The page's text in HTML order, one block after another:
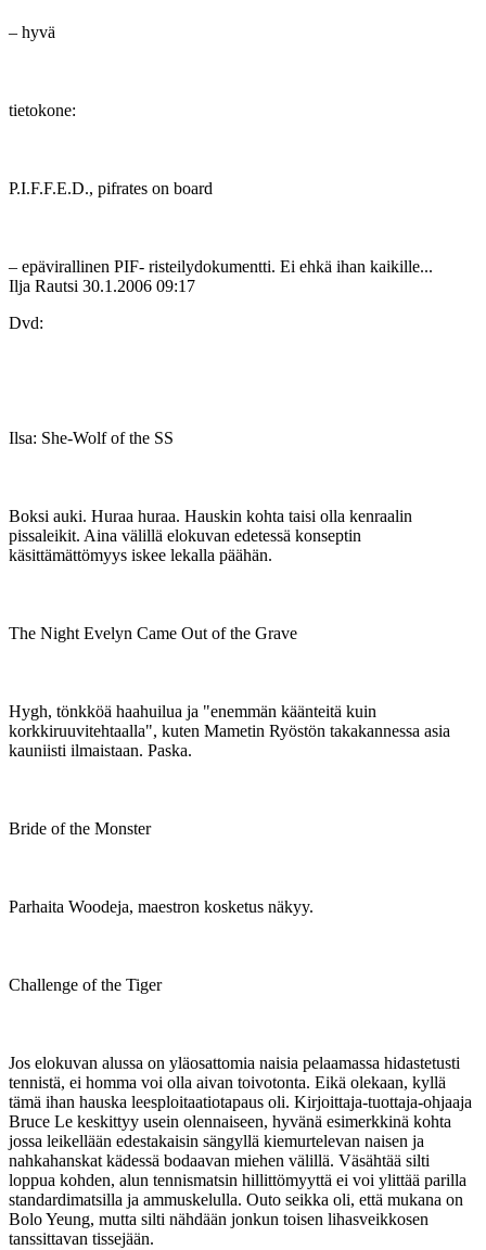
– hyvä
tietokone:
P.I.F.F.E.D., pifrates on board
– epävirallinen PIF- risteilydokumentti. Ei ehkä ihan kaikille...
Ilja Rautsi 30.1.2006 09:17
Dvd:
Ilsa: She-Wolf of the SS
Boksi auki. Huraa huraa. Hauskin kohta taisi olla kenraalin
pissaleikit. Aina välillä elokuvan edetessä konseptin
käsittämättömyys iskee lekalla päähän.
The Night Evelyn Came Out of the Grave
Hygh, tönkköä haahuilua ja "enemmän käänteitä kuin
korkkiruuvitehtaalla", kuten Mametin Ryöstön takakannessa asia
kauniisti ilmaistaan. Paska.
Bride of the Monster
Parhaita Woodeja, maestron kosketus näkyy.
Challenge of the Tiger
Jos elokuvan alussa on yläosattomia naisia pelaamassa hidastetusti
tennistä, ei homma voi olla aivan toivotonta. Eikä olekaan, kyllä
tämä ihan hauska leesploitaatiotapaus oli. Kirjoittaja-tuottaja-ohjaaja
Bruce Le keskittyy usein olennaiseen, hyvänä esimerkkinä kohta
jossa leikellään edestakaisin sängyllä kiemurtelevan naisen ja
nahkahanskat kädessä bodaavan miehen välillä. Väsähtää silti
loppua kohden, alun tennismatsin hillittömyyttä ei voi ylittää parilla
standardimatsilla ja ammuskelulla. Outo seikka oli, että mukana on
Bolo Yeung, mutta silti nähdään jonkun toisen lihasveikkosen
tanssittavan tissejään.